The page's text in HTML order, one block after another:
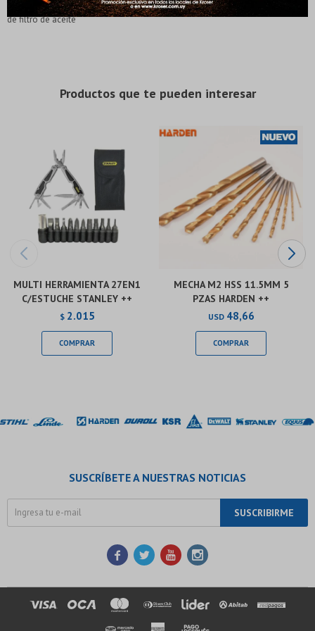
de filtro de aceite
Productos que te pueden interesar
MULTI HERRAMIENTA 27EN1
C/ESTUCHE STANLEY ++
$ 2.015
MECHA M2 HSS 11.5MM 5
PZAS HARDEN ++
USD 48,66
* sujeto a aprobación crediticia. El monto disponible
SUSCRÍBETE A NUESTRAS NOTICIAS
SUSCRIBIRME
   
* sujeto a aprobación crediticia. El monto disponible